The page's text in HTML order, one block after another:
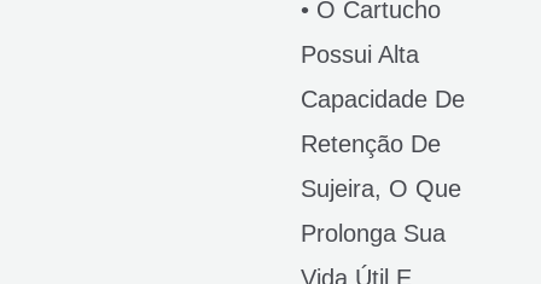
• O Cartucho
Possui Alta
Capacidade De
Retenção De
Sujeira, O Que
Prolonga Sua
Vida Útil E